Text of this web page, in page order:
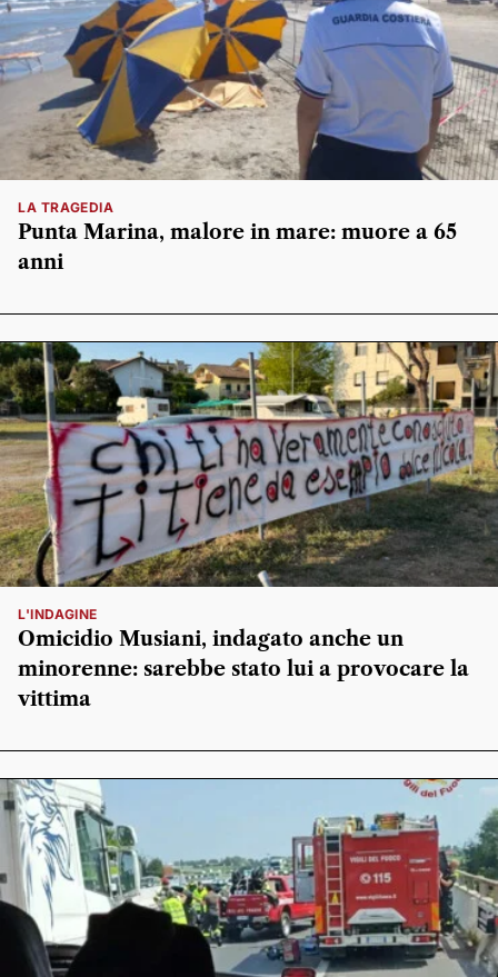
LA TRAGEDIA
Punta Marina, malore in mare: muore a 65
anni
L'INDAGINE
Omicidio Musiani, indagato anche un
minorenne: sarebbe stato lui a provocare la
vittima